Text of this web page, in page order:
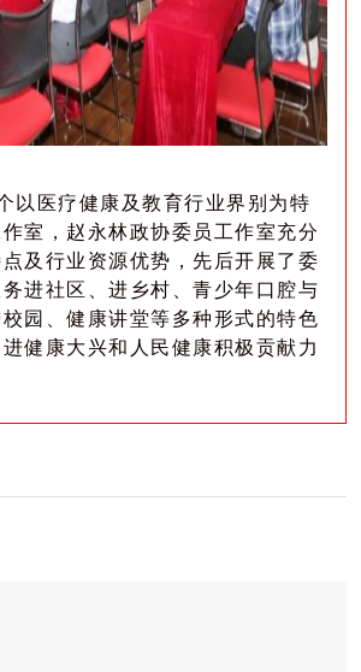
以医疗健康及教育行业界别为特
室，赵永林政协委员工作室充分
及行业资源优势，先后开展了委
进社区、进乡村、青少年口腔与
园、健康讲堂等多种形式的特色
健康大兴和人民健康积极贡献力